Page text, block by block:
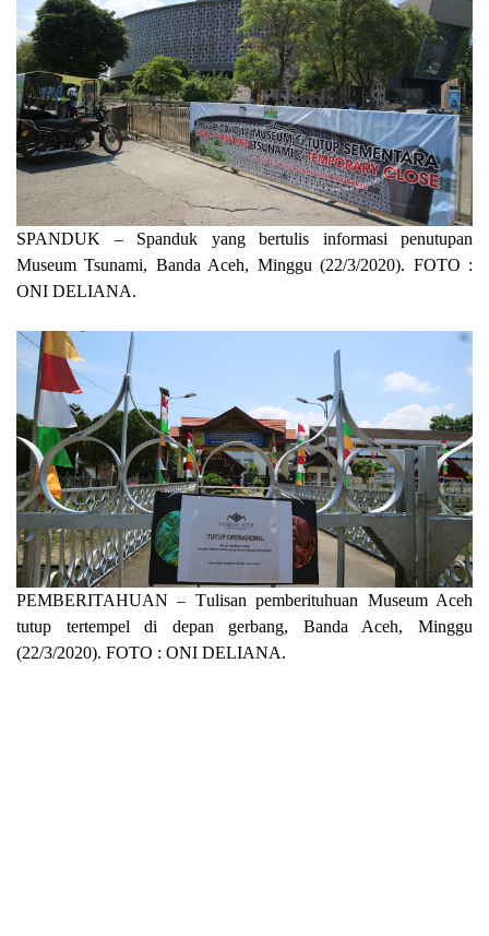
SPANDUK – Spanduk yang bertulis informasi penutupan
Museum Tsunami, Banda Aceh, Minggu (22/3/2020). FOTO :
ONI DELIANA.
PEMBERITAHUAN – Tulisan pemberituhuan Museum Aceh
tutup tertempel di depan gerbang, Banda Aceh, Minggu
(22/3/2020). FOTO : ONI DELIANA.